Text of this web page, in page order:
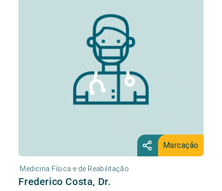
Marcação
Medicina Física e de Reabilitação
Frederico Costa, Dr.